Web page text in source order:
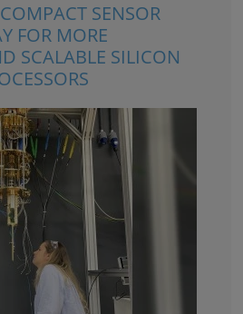
SENSOR
FOR MORE
SCALABLE SILICON